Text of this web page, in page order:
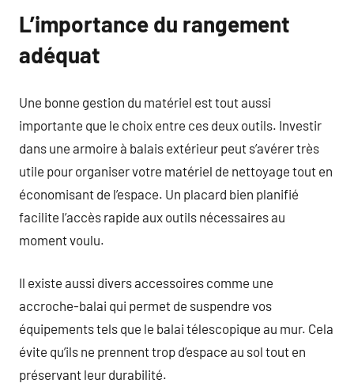
L’importance du rangement
adéquat
Une bonne gestion du matériel est tout aussi
importante que le choix entre ces deux outils. Investir
dans une armoire à balais extérieur peut s’avérer très
utile pour organiser votre matériel de nettoyage tout en
économisant de l’espace. Un placard bien planifié
facilite l’accès rapide aux outils nécessaires au
moment voulu.
Il existe aussi divers accessoires comme une
accroche-balai qui permet de suspendre vos
équipements tels que le balai télescopique au mur. Cela
évite qu’ils ne prennent trop d’espace au sol tout en
préservant leur durabilité.